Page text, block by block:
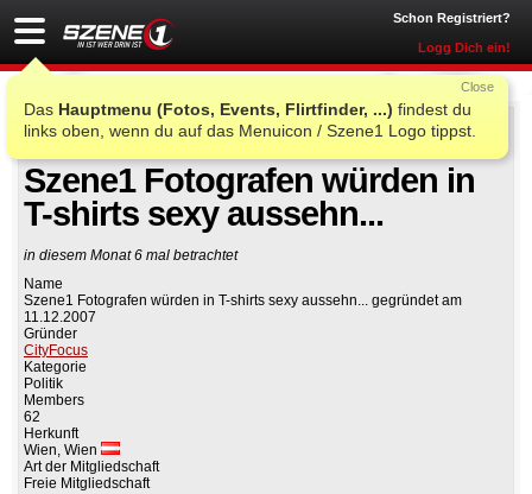
Schon Registriert?
Logg Dich ein!
Das Hauptmenu (Fotos, Events, Flirtfinder, ...) findest du
links oben, wenn du auf das Menuicon / Szene1 Logo tippst.
Close
Gruppe beitreten
Auf Facebook teilen
Szene1 Fotografen würden in
T-shirts sexy aussehn...
in diesem Monat 6 mal betrachtet
Name
Szene1 Fotografen würden in T-shirts sexy aussehn... gegründet am
11.12.2007
Gründer
CityFocus
Kategorie
Politik
Members
62
Herkunft
Wien, Wien
Art der Mitgliedschaft
Freie Mitgliedschaft